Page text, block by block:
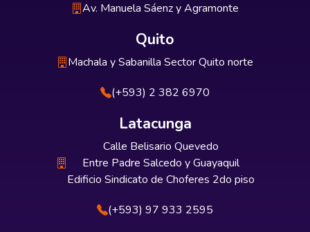
Av. Manuela Sáenz y Agramonte
Quito
Machala y Sabanilla Sector Quito norte
(+593) 2 382 6970
Latacunga
Calle Belisario Quevedo
Entre Padre Salcedo y Guayaquil
Edificio Sindicato de Choferes 2do piso
(+593) 97 933 2595